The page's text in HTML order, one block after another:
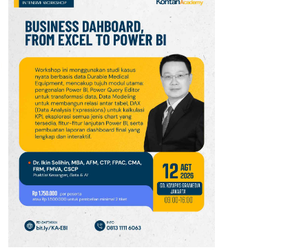
Banget 7–13 Agustus
2026, Sunlight hingga
Bebelac Diskon
FIFA Akhirnya Cairkan
Hadiah Timnas Yordania
yang Tertunda 8 Bulan
10 Promo JSM Superindo
7–9 Agustus 2026,
Minyak Goreng Rp37.900
hingga Buah Diskon 50%